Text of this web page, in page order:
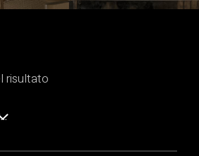
risultato
ORDINA IN BASE AL PIÙ RECENTE